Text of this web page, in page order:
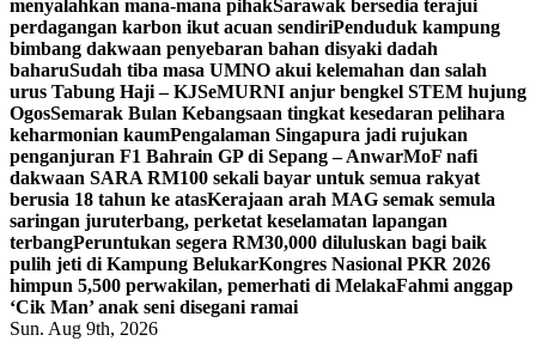
menyalahkan mana-mana pihakSarawak bersedia terajui
perdagangan karbon ikut acuan sendiriPenduduk kampung
bimbang dakwaan penyebaran bahan disyaki dadah
baharuSudah tiba masa UMNO akui kelemahan dan salah
urus Tabung Haji – KJSeMURNI anjur bengkel STEM hujung
OgosSemarak Bulan Kebangsaan tingkat kesedaran pelihara
keharmonian kaumPengalaman Singapura jadi rujukan
penganjuran F1 Bahrain GP di Sepang – AnwarMoF nafi
dakwaan SARA RM100 sekali bayar untuk semua rakyat
berusia 18 tahun ke atasKerajaan arah MAG semak semula
saringan juruterbang, perketat keselamatan lapangan
terbangPeruntukan segera RM30,000 diluluskan bagi baik
pulih jeti di Kampung BelukarKongres Nasional PKR 2026
himpun 5,500 perwakilan, pemerhati di MelakaFahmi anggap
‘Cik Man’ anak seni disegani ramai
Sun. Aug 9th, 2026